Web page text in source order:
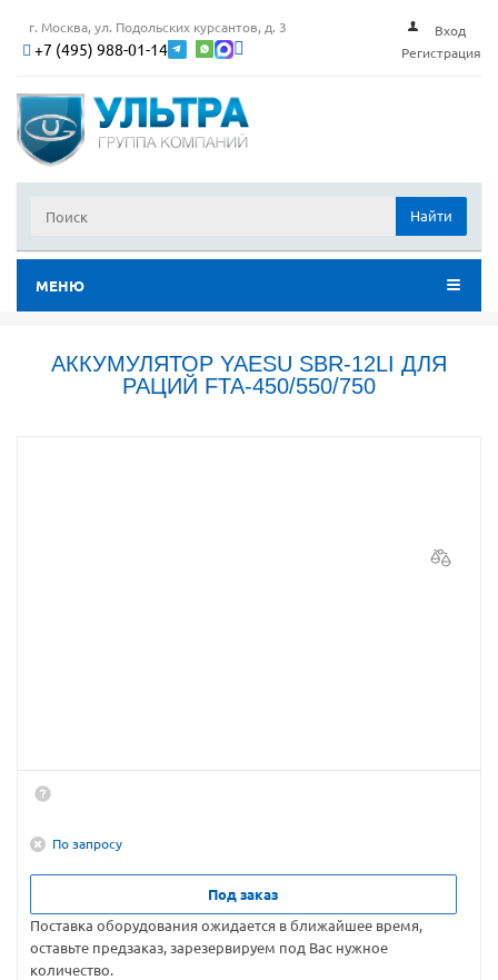
г. Москва, ул. Подольских курсантов, д. 3
+7 (495) 988-01-14
Вход
Регистрация
Найти
МЕНЮ
АККУМУЛЯТОР YAESU SBR-12LI ДЛЯ
РАЦИЙ FTA-450/550/750
По запросу
Под заказ
Поставка оборудования ожидается в ближайшее время,
оставьте предзаказ, зарезервируем под Вас нужное
количество.